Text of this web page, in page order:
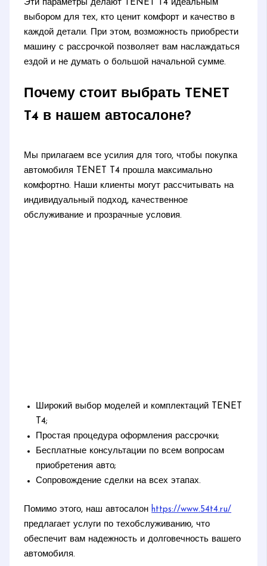
Эти параметры делают TENET T4 идеальным
выбором для тех, кто ценит комфорт и качество в
каждой детали. При этом, возможность приобрести
машину с рассрочкой позволяет вам наслаждаться
ездой и не думать о большой начальной сумме.
Почему стоит выбрать TENET
T4 в нашем автосалоне?
Мы прилагаем все усилия для того, чтобы покупка
автомобиля TENET T4 прошла максимально
комфортно. Наши клиенты могут рассчитывать на
индивидуальный подход, качественное
обслуживание и прозрачные условия.
Широкий выбор моделей и комплектаций TENET
T4;
Простая процедура оформления рассрочки;
Бесплатные консультации по всем вопросам
приобретения авто;
Сопровождение сделки на всех этапах.
Помимо этого, наш автосалон https://www.54t4.ru/
предлагает услуги по техобслуживанию, что
обеспечит вам надежность и долговечность вашего
автомобиля.